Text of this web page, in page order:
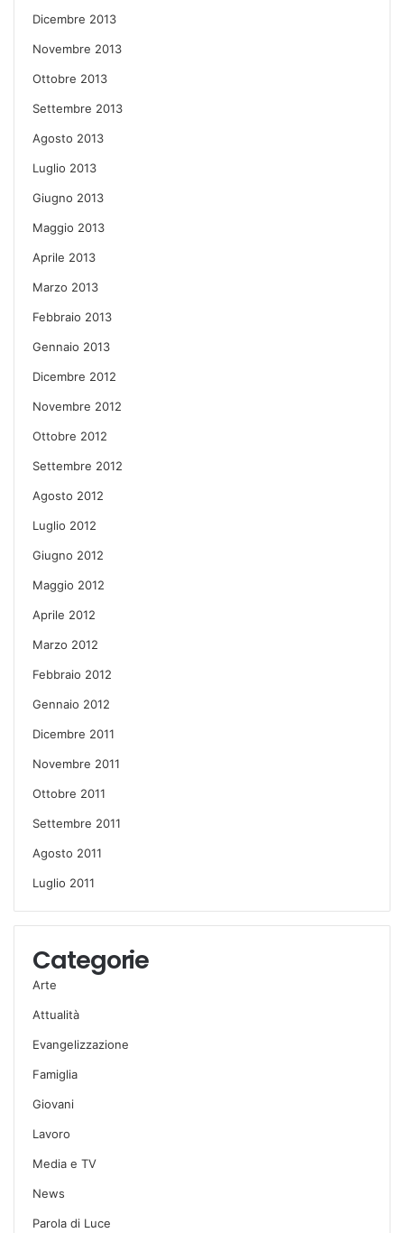
Dicembre 2013
Novembre 2013
Ottobre 2013
Settembre 2013
Agosto 2013
Luglio 2013
Giugno 2013
Maggio 2013
Aprile 2013
Marzo 2013
Febbraio 2013
Gennaio 2013
Dicembre 2012
Novembre 2012
Ottobre 2012
Settembre 2012
Agosto 2012
Luglio 2012
Giugno 2012
Maggio 2012
Aprile 2012
Marzo 2012
Febbraio 2012
Gennaio 2012
Dicembre 2011
Novembre 2011
Ottobre 2011
Settembre 2011
Agosto 2011
Luglio 2011
Categorie
Arte
Attualità
Evangelizzazione
Famiglia
Giovani
Lavoro
Media e TV
News
Parola di Luce